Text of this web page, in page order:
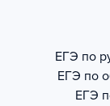
ЕГЭ по
ЕГЭ по
ЕГЭ